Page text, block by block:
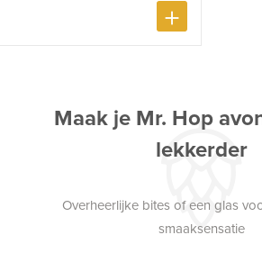
Maak je Mr. Hop
lekkerder
Overheerlijke bites of een glas
smaaksensatie